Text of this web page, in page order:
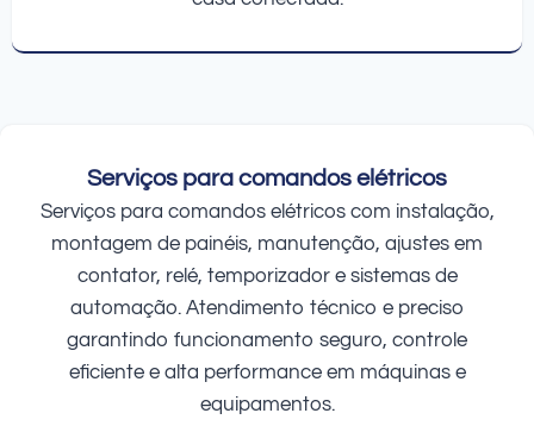
Serviços para comandos elétricos
Serviços para comandos elétricos com instalação,
montagem de painéis, manutenção, ajustes em
contator, relé, temporizador e sistemas de
automação. Atendimento técnico e preciso
garantindo funcionamento seguro, controle
eficiente e alta performance em máquinas e
equipamentos.